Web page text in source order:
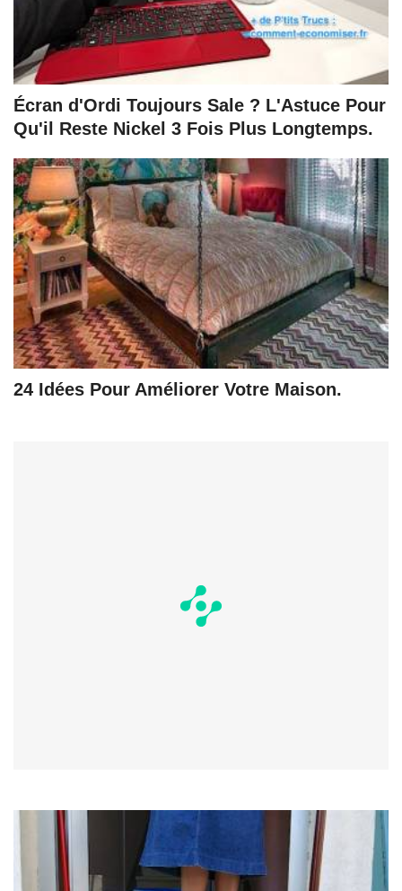
Écran d'Ordi Toujours Sale ? L'Astuce Pour
Qu'il Reste Nickel 3 Fois Plus Longtemps.
24 Idées Pour Améliorer Votre Maison.